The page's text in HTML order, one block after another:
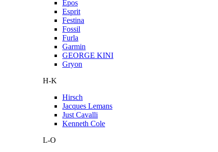
Epos
Esprit
Festina
Fossil
Furla
Garmin
GEORGE KINI
Gryon
H-K
Hirsch
Jacques Lemans
Just Cavalli
Kenneth Cole
L-O